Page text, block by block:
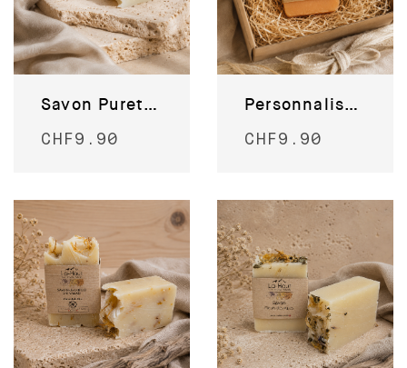
Savon Pureté des Alpes
CHF 9.90
Personnalisez votre savon !
CHF 9.90